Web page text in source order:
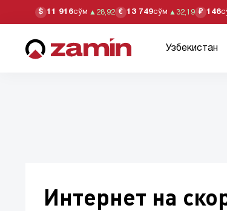
$ 11 916сўм ▲ 28,92 € 13 749сўм ▲ 32,19 ₽ 146
Узбекистан
Интернет на